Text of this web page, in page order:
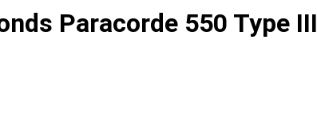
Paracorde 550 Type III